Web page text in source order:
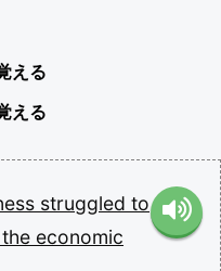
える
える
struggled to
the economic